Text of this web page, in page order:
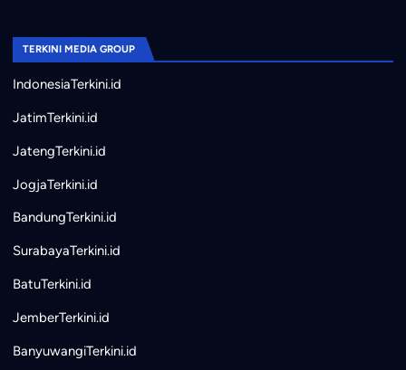
TERKINI MEDIA GROUP
IndonesiaTerkini.id
JatimTerkini.id
JatengTerkini.id
JogjaTerkini.id
BandungTerkini.id
SurabayaTerkini.id
BatuTerkini.id
JemberTerkini.id
BanyuwangiTerkini.id